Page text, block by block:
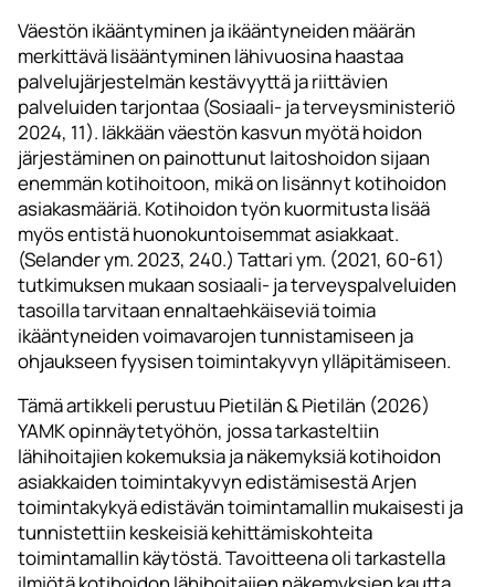
Väestön ikääntyminen ja ikääntyneiden määrän
merkittävä lisääntyminen lähivuosina haastaa
palvelujärjestelmän kestävyyttä ja riittävien
palveluiden tarjontaa (Sosiaali- ja terveysministeriö
2024, 11). Iäkkään väestön kasvun myötä hoidon
järjestäminen on painottunut laitoshoidon sijaan
enemmän kotihoitoon, mikä on lisännyt kotihoidon
asiakasmääriä. Kotihoidon työn kuormitusta lisää
myös entistä huonokuntoisemmat asiakkaat.
(Selander ym. 2023, 240.) Tattari ym. (2021, 60-61)
tutkimuksen mukaan sosiaali- ja terveyspalveluiden
tasoilla tarvitaan ennaltaehkäiseviä toimia
ikääntyneiden voimavarojen tunnistamiseen ja
ohjaukseen fyysisen toimintakyvyn ylläpitämiseen.
Tämä artikkeli perustuu Pietilän & Pietilän (2026)
YAMK opinnäytetyöhön, jossa tarkasteltiin
lähihoitajien kokemuksia ja näkemyksiä kotihoidon
asiakkaiden toimintakyvyn edistämisestä Arjen
toimintakykyä edistävän toimintamallin mukaisesti ja
tunnistettiin keskeisiä kehittämiskohteita
toimintamallin käytöstä. Tavoitteena oli tarkastella